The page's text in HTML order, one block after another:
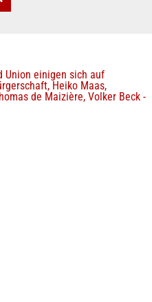
Union einigen sich auf
Heiko Maas,
de Maizière, Volker Beck -